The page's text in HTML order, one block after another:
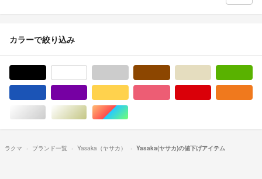
カラーで絞り込み
シルバー/銀色系ゴールド/金色系マルチカラー
ラクマ ブランド一覧 Yasaka（ヤサカ） Yasaka(ヤサカ)の値下げアイテム